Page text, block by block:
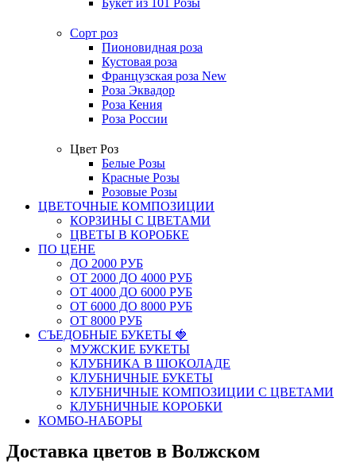
Букет из 101 Розы
Сорт роз
Пионовидная роза
Кустовая роза
Французская роза New
Роза Эквадор
Роза Кения
Роза России
Цвет Роз
Белые Розы
Красные Розы
Розовые Розы
ЦВЕТОЧНЫЕ КОМПОЗИЦИИ
КОРЗИНЫ С ЦВЕТАМИ
ЦВЕТЫ В КОРОБКЕ
ПО ЦЕНЕ
ДО 2000 РУБ
ОТ 2000 ДО 4000 РУБ
ОТ 4000 ДО 6000 РУБ
ОТ 6000 ДО 8000 РУБ
ОТ 8000 РУБ
СЪЕДОБНЫЕ БУКЕТЫ 🍓
МУЖСКИЕ БУКЕТЫ
КЛУБНИКА В ШОКОЛАДЕ
КЛУБНИЧНЫЕ БУКЕТЫ
КЛУБНИЧНЫЕ КОМПОЗИЦИИ С ЦВЕТАМИ
КЛУБНИЧНЫЕ КОРОБКИ
КОМБО-НАБОРЫ
Доставка цветов в Волжском